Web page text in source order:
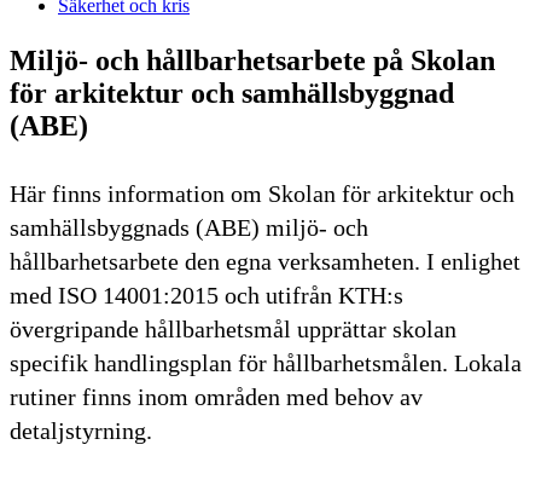
Säkerhet och kris
Miljö- och hållbarhetsarbete på Skolan
för arkitektur och samhällsbyggnad
(ABE)
Här finns information om Skolan för arkitektur och
samhällsbyggnads (ABE) miljö- och
hållbarhetsarbete den egna verksamheten. I enlighet
med ISO 14001:2015 och utifrån KTH:s
övergripande hållbarhetsmål upprättar skolan
specifik handlingsplan för hållbarhetsmålen. Lokala
rutiner finns inom områden med behov av
detaljstyrning.